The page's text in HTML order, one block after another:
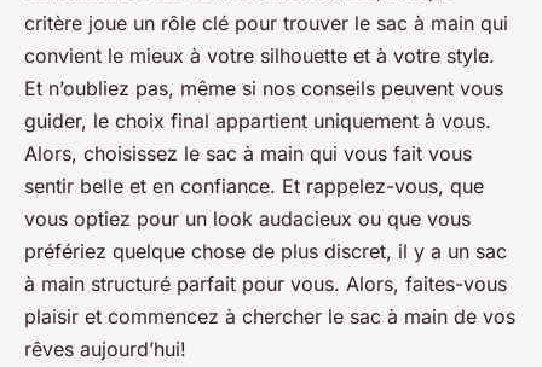
critère joue un rôle clé pour trouver le sac à main qui
convient le mieux à votre silhouette et à votre style.
Et n’oubliez pas, même si nos conseils peuvent vous
guider, le choix final appartient uniquement à vous.
Alors, choisissez le sac à main qui vous fait vous
sentir belle et en confiance. Et rappelez-vous, que
vous optiez pour un look audacieux ou que vous
préfériez quelque chose de plus discret, il y a un sac
à main structuré parfait pour vous. Alors, faites-vous
plaisir et commencez à chercher le sac à main de vos
rêves aujourd’hui!